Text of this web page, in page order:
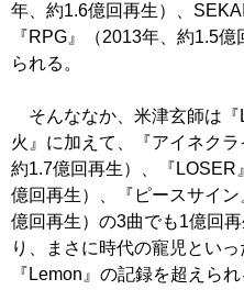
年、約1.6億回再生）、
『RPG』（2013年、約1.5
られる。
そんななか、米津玄師は『
火』に加えて、『アイネクラ
約1.7億回再生）、『LOSER
億回再生）、『ピースサイ
億回再生）の3曲でも1億回
り、まさに時代の寵児といっ
『Lemon』の記録を超えら